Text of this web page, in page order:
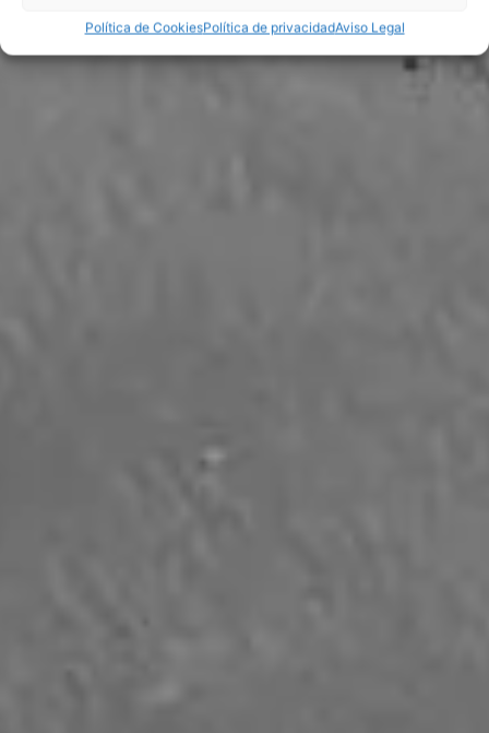
Política de CookiesPolítica de privacidadAviso Legal